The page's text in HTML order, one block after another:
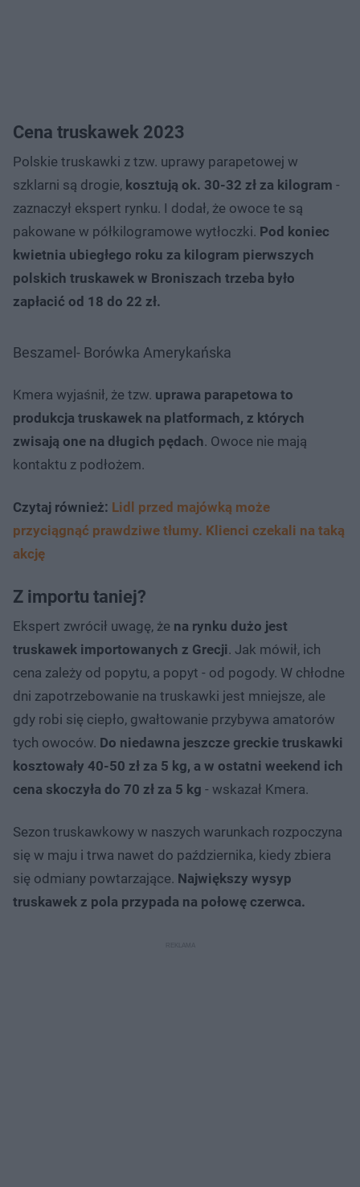
Cena truskawek 2023
Polskie truskawki z tzw. uprawy parapetowej w
szklarni są drogie, kosztują ok. 30-32 zł za kilogram -
zaznaczył ekspert rynku. I dodał, że owoce te są
pakowane w półkilogramowe wytłoczki. Pod koniec
kwietnia ubiegłego roku za kilogram pierwszych
polskich truskawek w Broniszach trzeba było
zapłacić od 18 do 22 zł.
Beszamel- Borówka Amerykańska
Kmera wyjaśnił, że tzw. uprawa parapetowa to
produkcja truskawek na platformach, z których
zwisają one na długich pędach. Owoce nie mają
kontaktu z podłożem.
Czytaj również: Lidl przed majówką może
przyciągnąć prawdziwe tłumy. Klienci czekali na taką
akcję
Z importu taniej?
Ekspert zwrócił uwagę, że na rynku dużo jest
truskawek importowanych z Grecji. Jak mówił, ich
cena zależy od popytu, a popyt - od pogody. W chłodne
dni zapotrzebowanie na truskawki jest mniejsze, ale
gdy robi się ciepło, gwałtowanie przybywa amatorów
tych owoców. Do niedawna jeszcze greckie truskawki
kosztowały 40-50 zł za 5 kg, a w ostatni weekend ich
cena skoczyła do 70 zł za 5 kg - wskazał Kmera.
Sezon truskawkowy w naszych warunkach rozpoczyna
się w maju i trwa nawet do października, kiedy zbiera
się odmiany powtarzające. Największy wysyp
truskawek z pola przypada na połowę czerwca.